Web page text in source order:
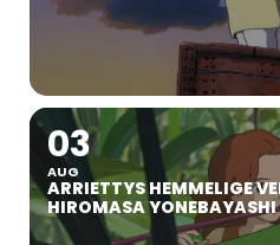
03
AUG
ARRIETTYS HEMMELIGE
HIROMASA YONEBAYASHI